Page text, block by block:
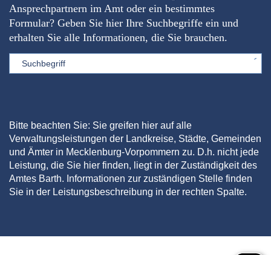
Ansprechpartnern im Amt oder ein bestimmtes
Formular? Geben Sie hier Ihre Suchbegriffe ein und
erhalten Sie alle Informationen, die Sie brauchen.
Sword
Bitte beachten Sie: Sie greifen hier auf alle
Verwaltungsleistungen der Landkreise, Städte, Gemeinden
und Ämter in Mecklenburg-Vorpommern zu. D.h. nicht jede
Leistung, die Sie hier finden, liegt in der Zuständigkeit des
Amtes Barth. Informationen zur zuständigen Stelle finden
Sie in der Leistungsbeschreibung in der rechten Spalte.